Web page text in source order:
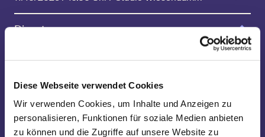
Diese Webseite verwendet Cookies
Wir verwenden Cookies, um Inhalte und Anzeigen zu
personalisieren, Funktionen für soziale Medien anbieten
zu können und die Zugriffe auf unsere Website zu
Dienstag
13/10/2026 / 19.00 Uhr / Studio Wiesendamm
Mittwoch
Mittwoch